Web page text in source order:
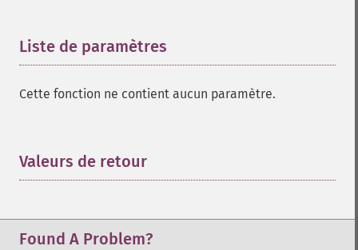
Liste de paramètres
Cette fonction ne contient aucun paramètre.
Valeurs de retour
Found A Problem?